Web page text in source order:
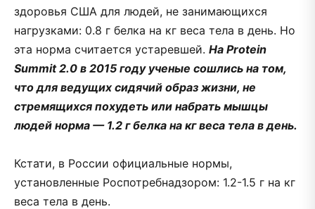
здоровья США для людей, не занимающихся
нагрузками: 0.8 г белка на кг веса тела в день. Но
эта норма считается устаревшей. На Protein
Summit 2.0 в 2015 году ученые сошлись на том,
что для ведущих сидячий образ жизни, не
стремящихся похудеть или набрать мышцы
людей норма — 1.2 г белка на кг веса тела в день.
Кстати, в России официальные нормы,
установленные Роспотребнадзором: 1.2-1.5 г на кг
веса тела в день.